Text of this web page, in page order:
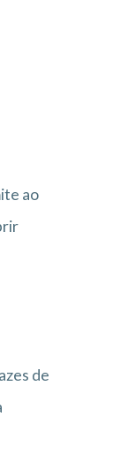
ao
de